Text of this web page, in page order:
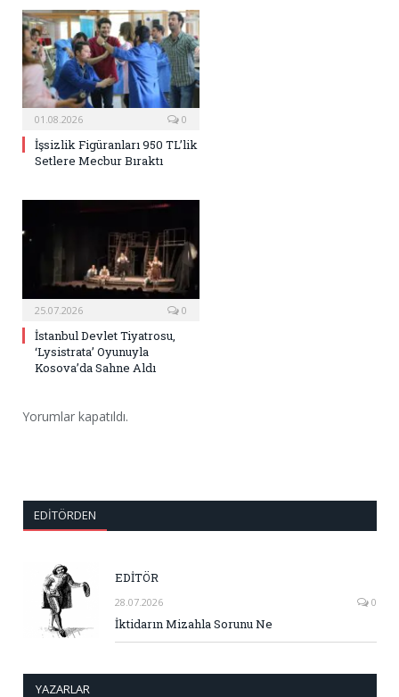
01.08.2026 0
İşsizlik Figüranları 950 TL’lik
Setlere Mecbur Bıraktı
25.07.2026 0
İstanbul Devlet Tiyatrosu,
‘Lysistrata’ Oyunuyla
Kosova’da Sahne Aldı
Yorumlar kapatıldı.
EDITÖRDEN
EDİTÖR
28.07.2026 0
İktidarın Mizahla Sorunu Ne
YAZARLAR